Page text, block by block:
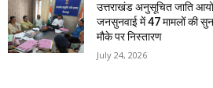
उत्तराखंड अनुसूचित जाति
जनसुनवाई में 47 मामलों की
मौके पर निस्तारण
July 24, 2026